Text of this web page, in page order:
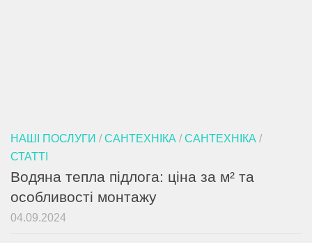
НАШІ ПОСЛУГИ / САНТЕХНІКА / САНТЕХНІКА /
СТАТТІ
Водяна тепла підлога: ціна за м² та
особливості монтажу
04.09.2024